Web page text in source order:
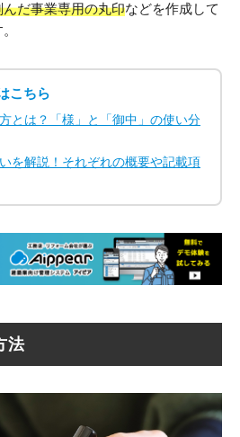
だ事業専用の丸印などを作成して
こちら
とは？「様」と「御中」の使い分
を解説！それぞれの概要や記載項
法